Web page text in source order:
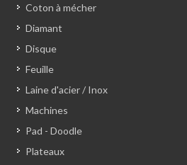
Coton à mécher
Diamant
Disque
Feuille
Laine d'acier / Inox
Machines
Pad - Doodle
Plateaux